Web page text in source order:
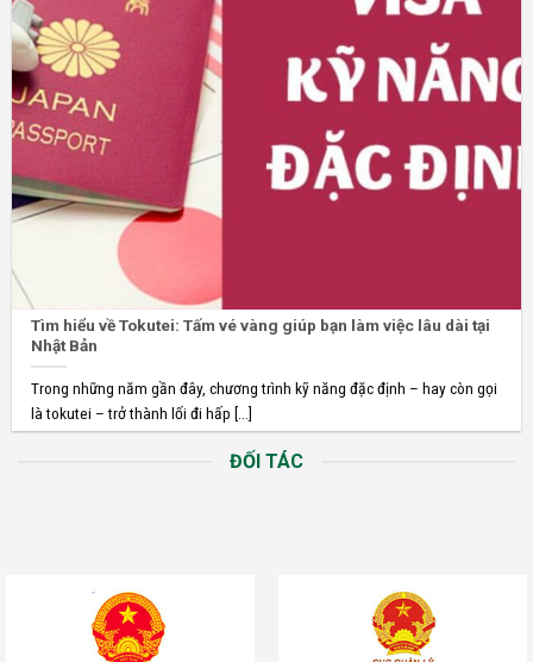
Tìm hiểu về Tokutei: Tấm vé vàng giúp bạn làm việc lâu dài tại
Nhật Bản
Trong những năm gần đây, chương trình kỹ năng đặc định – hay còn gọi
là tokutei – trở thành lối đi hấp [...]
ĐỐI TÁC